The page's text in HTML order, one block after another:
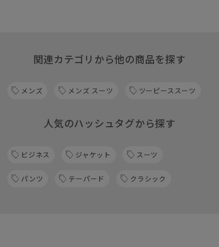
関連カテゴリから他の商品を探す
メンズ メンズ スーツ ツーピーススーツ
人気のハッシュタグから探す
ビジネス ジャケット スーツ
パンツ テーパード クラシック